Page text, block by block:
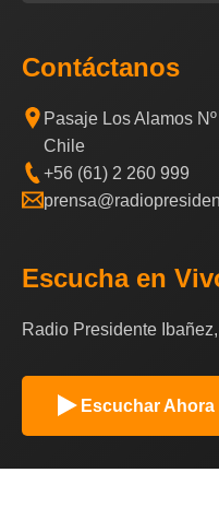
Contáctanos
Pasaje Los Alamos
Chile
+56 (61) 2 260 999
Escucha en
Radio Presidente
Escuchar Ahora